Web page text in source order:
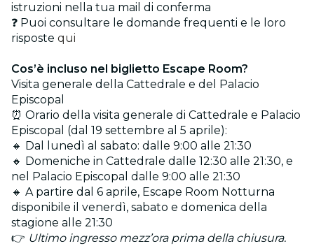
istruzioni nella tua mail di conferma
❓ Puoi consultare le domande frequenti e le loro
risposte qui
Cos’è incluso nel biglietto Escape Room?
Visita generale della Cattedrale e del Palacio
Episcopal
⏰ Orario della visita generale di Cattedrale e Palacio
Episcopal (dal 19 settembre al 5 aprile):
🔸 Dal lunedì al sabato: dalle 9:00 alle 21:30
🔸 Domeniche in Cattedrale dalle 12:30 alle 21:30, e
nel Palacio Episcopal dalle 9:00 alle 21:30
🔸 A partire dal 6 aprile, Escape Room Notturna
disponibile il venerdì, sabato e domenica della
stagione alle 21:30
👉 Ultimo ingresso mezz’ora prima della chiusura.